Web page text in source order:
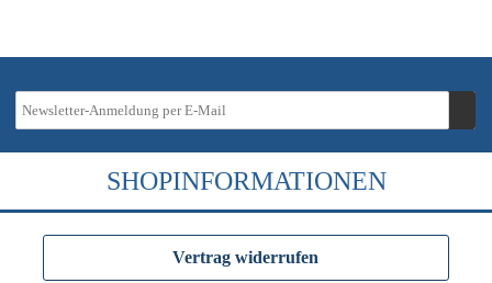
SHOPINFORMATIONEN
Vertrag widerrufen